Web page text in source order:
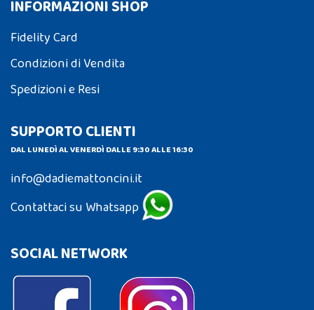
INFORMAZIONI SHOP
Fidelity Card
Condizioni di Vendita
Spedizioni e Resi
SUPPORTO CLIENTI
DAL LUNEDÌ AL VENERDÌ DALLE 9:30 ALLE 16:30
info@dadiemattoncini.it
Contattaci su Whatsapp
SOCIAL NETWORK